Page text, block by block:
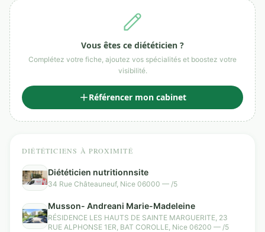
Vous êtes ce diététicien ?
Complétez votre fiche, ajoutez vos spécialités et boostez votre
visibilité.
Référencer mon cabinet
DIÉTÉTICIENS À PROXIMITÉ
Diététicien nutritionnsite
34 Rue Châteauneuf, Nice 06000 — /5
Musson- Andreani Marie-Madeleine
RÉSIDENCE LES HAUTS DE SAINTE MARGUERITE, 23
RUE ALPHONSE 1ER, BAT COROLLE, Nice 06200 — /5